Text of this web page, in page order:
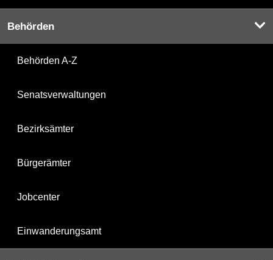
Behörden
Behörden A-Z
Senatsverwaltungen
Bezirksämter
Bürgerämter
Jobcenter
Einwanderungsamt